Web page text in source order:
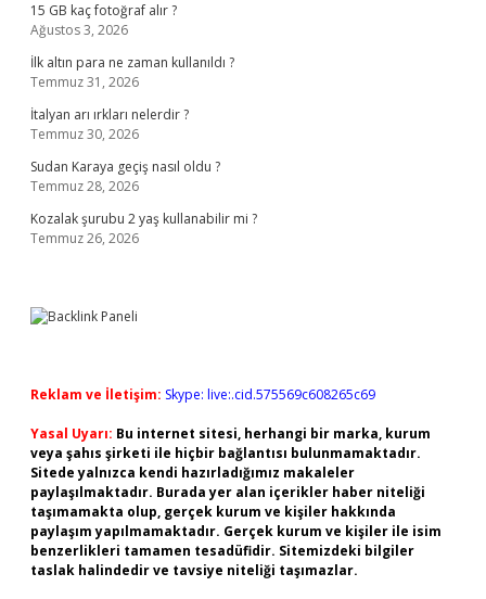
15 GB kaç fotoğraf alır ?
Ağustos 3, 2026
İlk altın para ne zaman kullanıldı ?
Temmuz 31, 2026
İtalyan arı ırkları nelerdir ?
Temmuz 30, 2026
Sudan Karaya geçiş nasıl oldu ?
Temmuz 28, 2026
Kozalak şurubu 2 yaş kullanabilir mi ?
Temmuz 26, 2026
Reklam ve İletişim: Skype: live:.cid.575569c608265c69
Yasal Uyarı: Bu internet sitesi, herhangi bir marka, kurum
veya şahıs şirketi ile hiçbir bağlantısı bulunmamaktadır.
Sitede yalnızca kendi hazırladığımız makaleler
paylaşılmaktadır. Burada yer alan içerikler haber niteliği
taşımamakta olup, gerçek kurum ve kişiler hakkında
paylaşım yapılmamaktadır. Gerçek kurum ve kişiler ile isim
benzerlikleri tamamen tesadüfidir. Sitemizdeki bilgiler
taslak halindedir ve tavsiye niteliği taşımazlar.